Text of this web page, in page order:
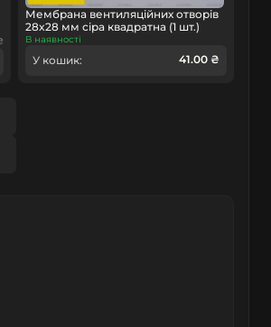
Мембрана вентиляційних отворів
28x28 мм сіра квадратна (1 шт.)
В наявності
У кошик: 41.00 ₴